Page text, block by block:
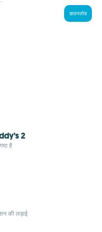
डाउनलोड
2
है
की लड़ाई